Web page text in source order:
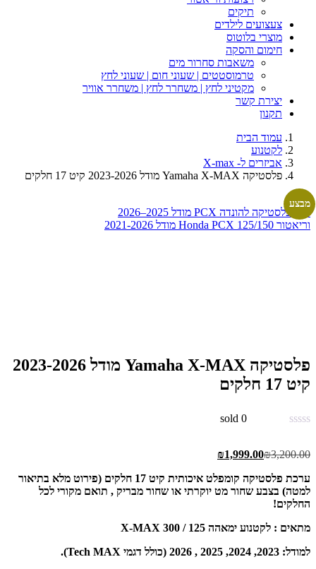
תיקים
צעצועים לילדים
מוצרי בלוטוס
חימום והסקה
משאבות סחרור מים
טרמוסטטים | שעוני חום | שעוני לחץ
מקטיני לחץ | משחרר לחץ | משחרר אוויר
יצירת קשר
תקנון
עמוד הבית
לקטנוע
אביזרים ל- X-max
פלסטיקה Yamaha X-MAX מודל 2023-2026 קיט 17 חלקים
קיט פלסטיקה להונדה PCX מודל 2025–2026
וריאטור Honda PCX 125/150 מודל 2021-2026
מבצע
פלסטיקה Yamaha X-MAX מודל 2023-2026
קיט 17 חלקים
0
sold
₪3,200.00
₪1,999.00
ערכת פלסטיקה קומפלט איכותית קיט 17 חלקים (פירוט מלא בתיאור
למטה) בצבע שחור מט יוקרתי או שחור מבריק , תואם מקורי לכל
החלקים!
מתאים : לקטנוע ימאהה X-MAX 300 / 125
למודל: 2023, 2024, 2025 , 2026 (כולל דגמי Tech MAX).